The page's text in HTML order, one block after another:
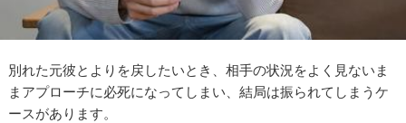
別れた元彼とよりを戻したいとき、相手の状況をよく見ないま
まアプローチに必死になってしまい、結局は振られてしまうケ
ースがあります。